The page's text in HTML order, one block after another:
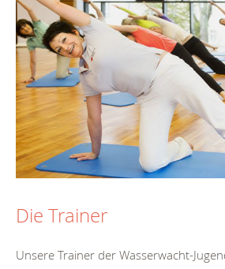
Die Trainer
Unsere Trainer der Wasserwacht-